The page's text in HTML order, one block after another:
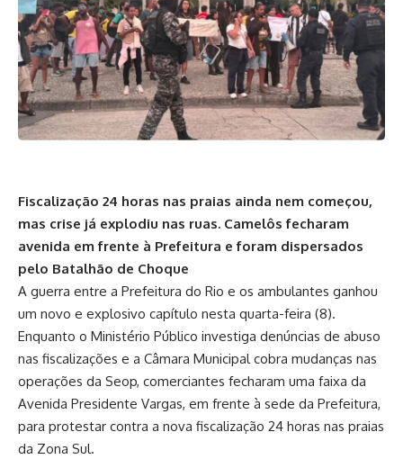
Fiscalização 24 horas nas praias ainda nem começou,
mas crise já explodiu nas ruas. Camelôs fecharam
avenida em frente à Prefeitura e foram dispersados
pelo Batalhão de Choque
A guerra entre a Prefeitura do Rio e os ambulantes ganhou
um novo e explosivo capítulo nesta quarta-feira (8).
Enquanto o Ministério Público investiga denúncias de abuso
nas fiscalizações e a Câmara Municipal cobra mudanças nas
operações da Seop, comerciantes fecharam uma faixa da
Avenida Presidente Vargas, em frente à sede da Prefeitura,
para protestar contra a nova fiscalização 24 horas nas praias
da Zona Sul.